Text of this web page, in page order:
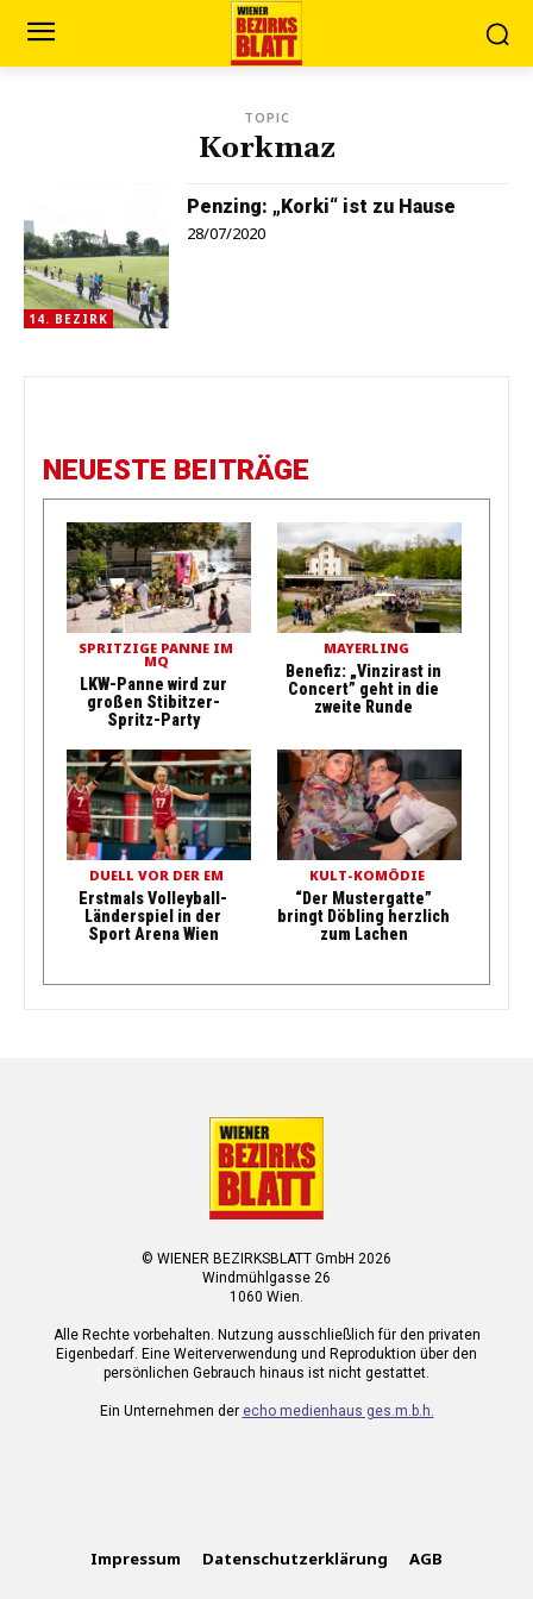
TOPIC
Korkmaz
14. BEZIRK
Penzing: „Korki“ ist ­zu Hause
28/07/2020
NEUESTE BEITRÄGE
SPRITZIGE PANNE IM
MQ
LKW-Panne wird zur
großen Stibitzer-
Spritz-Party
MAYERLING
Benefiz: „Vinzirast in
Concert” geht in die
zweite Runde
DUELL VOR DER EM
Erstmals Volleyball-
Länderspiel in der
Sport Arena Wien
KULT-KOMÖDIE
“Der Mustergatte”
bringt Döbling herzlich
zum Lachen
© WIENER BEZIRKSBLATT GmbH 2026
Windmühlgasse 26
1060 Wien.
Alle Rechte vorbehalten. Nutzung ausschließlich für den privaten
Eigenbedarf. Eine Weiterverwendung und Reproduktion über den
persönlichen Gebrauch hinaus ist nicht gestattet.
Ein Unternehmen der echo medienhaus ges.m.b.h.
Impressum Datenschutzerklärung AGB